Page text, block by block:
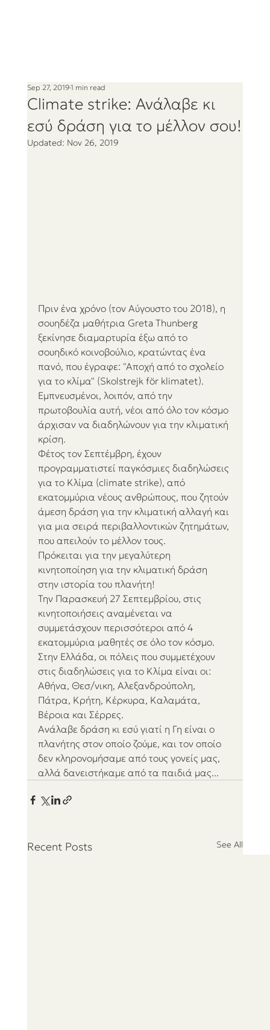
Climate strike: Ανάλαβε κι
εσύ δράση για το μέλλον σου!
Sep 27, 20191 min read
Updated: Nov 26, 2019
Πριν ένα χρόνο (τον Αύγουστο του 2018), η
σουηδέζα μαθήτρια Greta Thunberg
ξεκίνησε διαμαρτυρία έξω από το
σουηδικό κοινοβούλιο, κρατώντας ένα
πανό, που έγραφε: "Αποχή από το σχολείο
για το κλίμα" (Skolstrejk för klimatet).
Εμπνευσμένοι, λοιπόν, από την
πρωτοβουλία αυτή, νέοι από όλο τον κόσμο
άρχισαν να διαδηλώνουν για την κλιματική
κρίση.
Φέτος τον Σεπτέμβρη, έχουν
προγραμματιστεί παγκόσμιες διαδηλώσεις
για το Κλίμα (climate strike), από
εκατομμύρια νέους ανθρώπους, που ζητούν
άμεση δράση για την κλιματική αλλαγή και
για μια σειρά περιβαλλοντικών ζητημάτων,
που απειλούν το μέλλον τους.
Πρόκειται για την μεγαλύτερη
κινητοποίηση για την κλιματική δράση
στην ιστορία του πλανήτη!
Την Παρασκευή 27 Σεπτεμβρίου, στις
κινητοποιήσεις αναμένεται να
συμμετάσχουν περισσότεροι από 4
εκατομμύρια μαθητές σε όλο τον κόσμο.
Στην Ελλάδα, οι πόλεις που συμμετέχουν
στις διαδηλώσεις για το Κλίμα είναι οι:
Αθήνα, Θεσ/νικη, Αλεξανδρούπολη,
Πάτρα, Κρήτη, Κέρκυρα, Καλαμάτα,
Βέροια και Σέρρες.
Ανάλαβε δράση κι εσύ γιατί η Γη είναι ο
πλανήτης στον οποίο ζούμε, και τον οποίο
δεν κληρονομήσαμε από τους γονείς μας,
αλλά δανειστήκαμε από τα παιδιά μας...
Recent Posts See All